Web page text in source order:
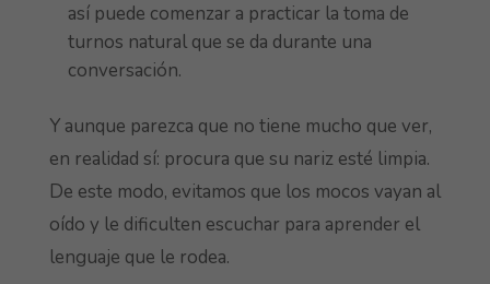
así puede comenzar a practicar la toma de
turnos natural que se da durante una
conversación.
Y aunque parezca que no tiene mucho que ver,
en realidad sí: procura que su nariz esté limpia.
De este modo, evitamos que los mocos vayan al
oído y le dificulten escuchar para aprender el
lenguaje que le rodea.